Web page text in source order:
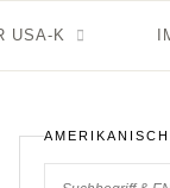
USA-K